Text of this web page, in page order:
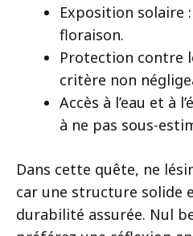
Exposition solaire
floraison.
Protection contre
critère non
Accès à l’eau et à
à ne pas sous-
Dans cette quête, ne
car une structure solide
durabilité assurée. Nul